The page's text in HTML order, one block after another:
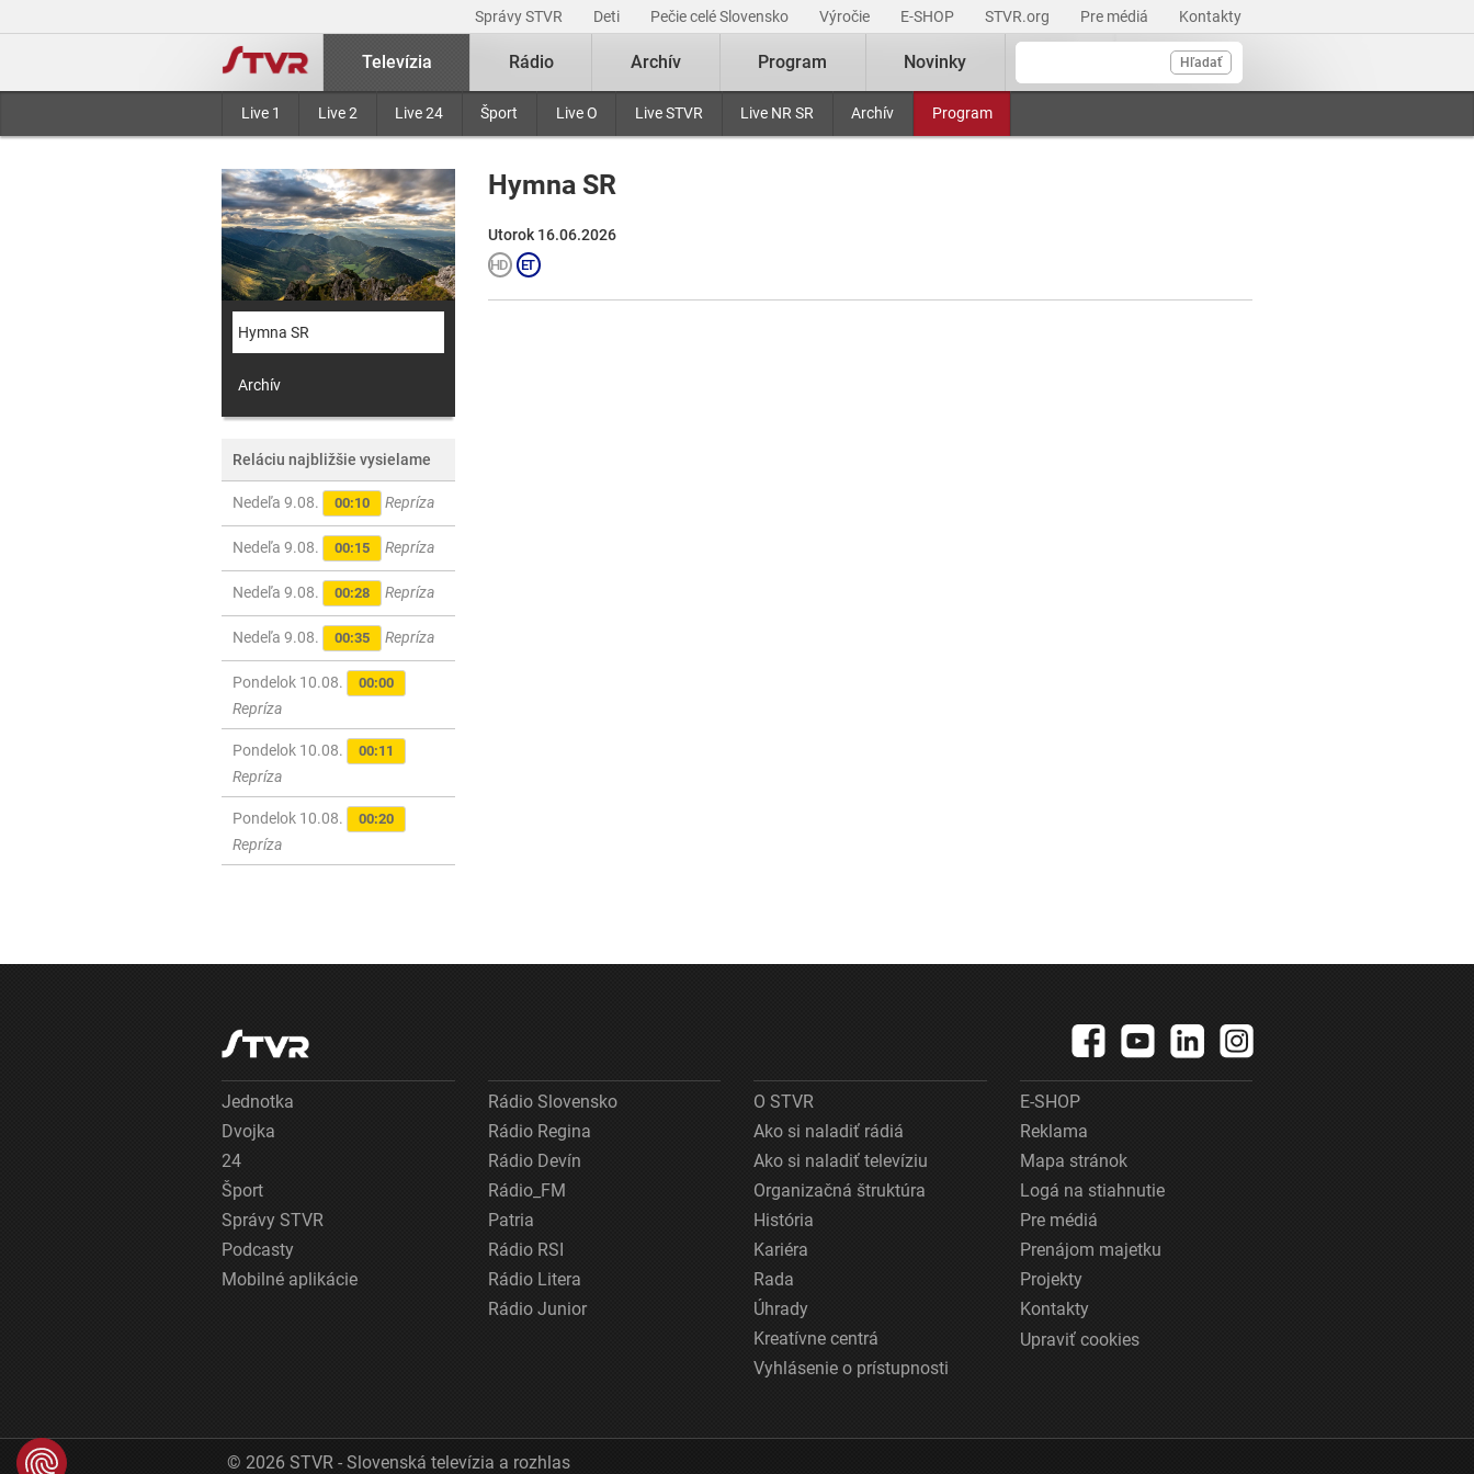
Správy STVR Deti Pečie celé Slovensko Výročie E-SHOP STVR.org Pre médiá Kontakty
Hľadať
Televízia
Live 1 Live 2 Live 24 Šport Live O Live STVR Live NR SR Archív Program
Rádio Archív Program Novinky
Hymna SR
Archív
Reláciu najbližšie vysielame
Nedeľa 9.08. 00:10 Repríza
Nedeľa 9.08. 00:15 Repríza
Nedeľa 9.08. 00:28 Repríza
Nedeľa 9.08. 00:35 Repríza
Pondelok 10.08. 00:00
Repríza
Pondelok 10.08. 00:11
Repríza
Pondelok 10.08. 00:20
Repríza
Hymna SR
Utorok 16.06.2026
Jednotka
Dvojka
24
Šport
Správy STVR
Podcasty
Mobilné aplikácie
Rádio Slovensko
Rádio Regina
Rádio Devín
Rádio_FM
Patria
Rádio RSI
Rádio Litera
Rádio Junior
O STVR
Ako si naladiť rádiá
Ako si naladiť televíziu
Organizačná štruktúra
História
Kariéra
Rada
Úhrady
Kreatívne centrá
Vyhlásenie o prístupnosti
E-SHOP
Reklama
Mapa stránok
Logá na stiahnutie
Pre médiá
Prenájom majetku
Projekty
Kontakty
Upraviť cookies
© 2026 STVR - Slovenská televízia a rozhlas